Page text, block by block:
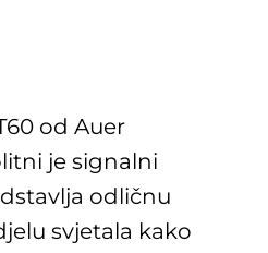
od Auer
je signalni
odličnu
svjetala kako